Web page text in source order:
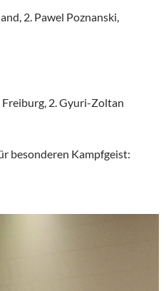
2. Pawel Poznanski,
2. Gyuri-Zoltan
besonderen Kampfgeist: